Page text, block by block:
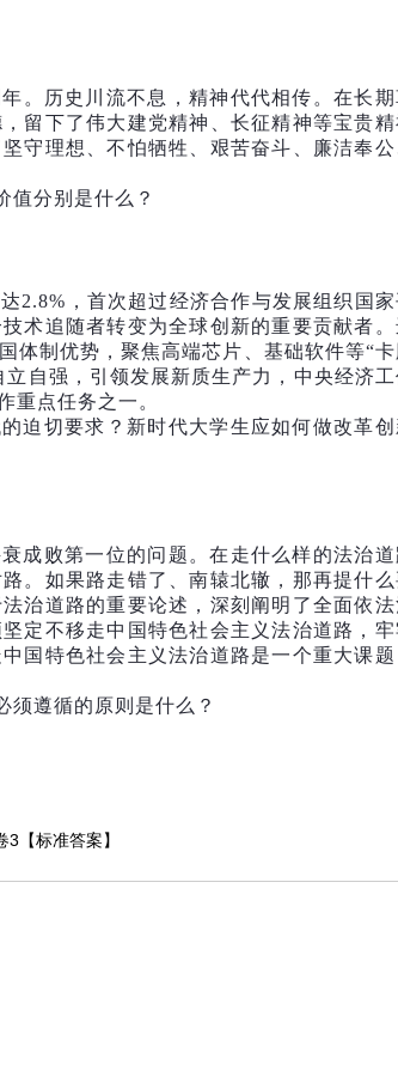
。历史川流不息，精神代代相传。在长期
留下了伟大建党精神、长征精神等宝贵精
守理想、不怕牺牲、艰苦奋斗、廉洁奉公
值分别是什么？
2.8%，首次超过经济合作与发展组织国家
术追随者转变为全球创新的重要贡献者。
体制优势，聚焦高端芯片、基础软件等“卡
自强，引领发展新质生产力，中央经济工
重点任务之一。
迫切要求？新时代大学生应如何做改革创
成败第一位的问题。在走什么样的法治道
。如果路走错了、南辕北辙，那再提什么
治道路的重要论述，深刻阐明了全面依法
定不移走中国特色社会主义法治道路，牢
国特色社会主义法治道路是一个重大课题
须遵循的原则是什么？
【标准答案】